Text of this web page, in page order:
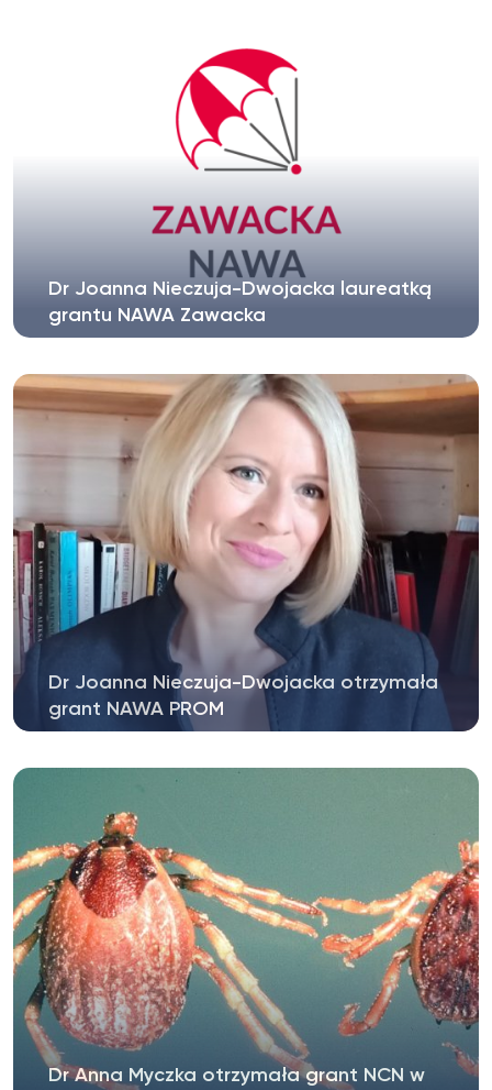
Dr Joanna Nieczuja-Dwojacka laureatką
grantu NAWA Zawacka
programu NAWA Zawacka. Naukowczyni...
Dr Joanna Nieczuja-Dwojacka otrzymała
grant NAWA PROM
NAWA PROM – krótkookresowa wymiana...
Dr Anna Myczka otrzymała grant NCN w